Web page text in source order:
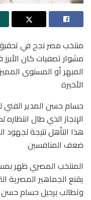
منتخب مصر نجح في
مشوار تصفيات كان
المبهر أو المستوى
الأخيرة
حسام حسن المدير
الإنجاز الذي طال
هذا التأهل نتيجة
ضعف المنافسين
المنتخب المصري ظهر
يقنع الجماهير
وتطالب برحيل حسام حسن